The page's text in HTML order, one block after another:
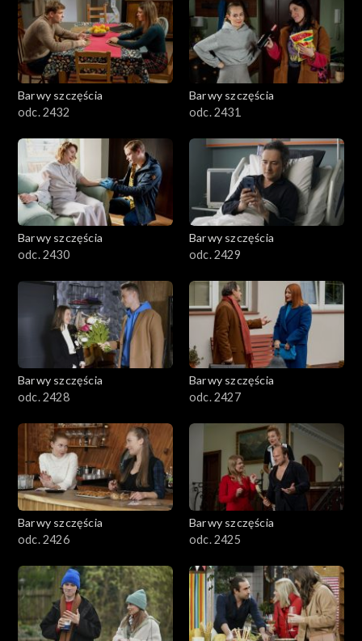
Barwy szczęścia
odc. 2432
Barwy szczęścia
odc. 2431
Barwy szczęścia
odc. 2430
Barwy szczęścia
odc. 2429
Barwy szczęścia
odc. 2428
Barwy szczęścia
odc. 2427
Barwy szczęścia
odc. 2426
Barwy szczęścia
odc. 2425